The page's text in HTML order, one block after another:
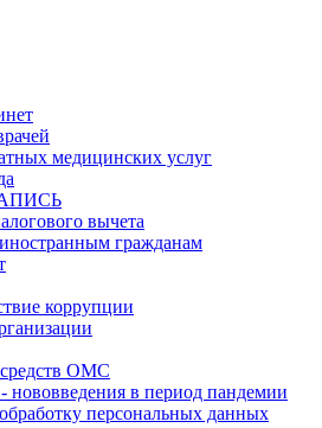
медицинских услуг
вычета
гражданам
коррупции
ОМС
в период пандемии
персональных данных